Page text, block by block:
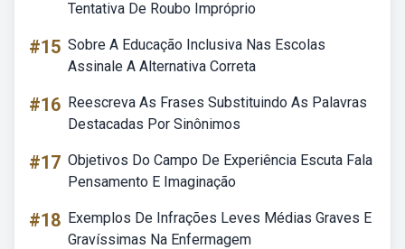
Tentativa De Roubo Impróprio
#15 Sobre A Educação Inclusiva Nas Escolas
Assinale A Alternativa Correta
#16 Reescreva As Frases Substituindo As Palavras
Destacadas Por Sinônimos
#17 Objetivos Do Campo De Experiência Escuta Fala
Pensamento E Imaginação
#18 Exemplos De Infrações Leves Médias Graves E
Gravíssimas Na Enfermagem